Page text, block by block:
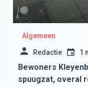
Algemeen
Redactie 1
Bewoners
spuugzat, overal